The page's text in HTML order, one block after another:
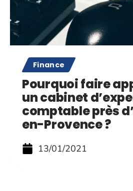
Finance
Pourquoi faire
un cabinet
comptable près
en-Provence ?
13/01/2021